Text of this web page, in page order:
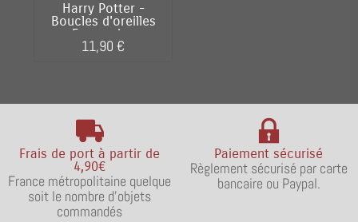
Harry Potter -
Boucles d'oreilles
Fumseck...
11,90 €
Frais de port à partir de
4,90€
France métropolitaine quelque
soit le nombre d'objets
commandés
Paiement sécurisé
Règlement sécurisé par carte
bancaire ou Paypal.